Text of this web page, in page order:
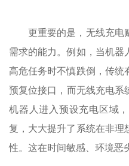
更重要的是，无线充电
需求的能力。例如，当机器
高危任务时不慎跌倒，传统
预复位接口，而无线充电
机器人进入预设充电区域
复，大大提升了系统在非理
性。这在时间敏感、环境恶